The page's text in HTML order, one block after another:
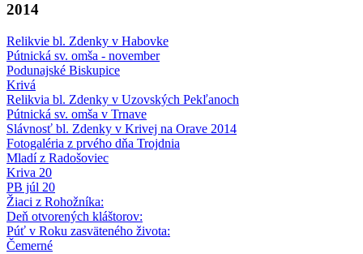
2014
Relikvie bl. Zdenky v Habovke
Pútnická sv. omša - november
Podunajské Biskupice
Krivá
Relikvia bl. Zdenky v Uzovských Pekľanoch
Pútnická sv. omša v Trnave
Slávnosť bl. Zdenky v Krivej na Orave 2014
Fotogaléria z prvého dňa Trojdnia
Mladí z Radošoviec
Kriva 20
PB júl 20
Žiaci z Rohožníka:
Deň otvorených kláštorov:
Púť v Roku zasväteného života:
Čemerné